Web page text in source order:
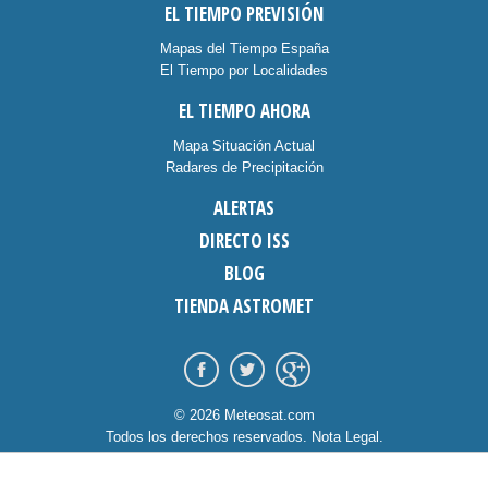
EL TIEMPO PREVISIÓN
Mapas del Tiempo España
El Tiempo por Localidades
EL TIEMPO AHORA
Mapa Situación Actual
Radares de Precipitación
ALERTAS
DIRECTO ISS
BLOG
TIENDA ASTROMET
© 2026 Meteosat.com
Todos los derechos reservados. Nota Legal .